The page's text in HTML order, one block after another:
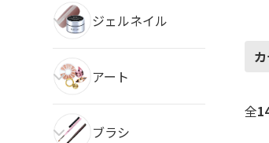
ジェルネイル
アート
ブラシ
全